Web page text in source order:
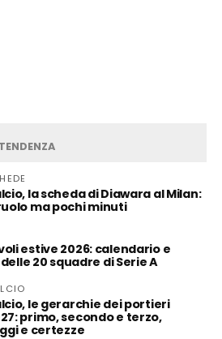
la scheda di Diawara al Milan:
ma pochi minuti
estive 2026: calendario e
20 squadre di Serie A
le gerarchie dei portieri
primo, secondo e terzo,
e certezze